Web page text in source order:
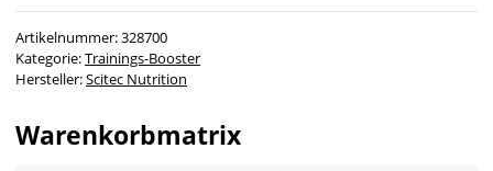
Artikelnummer:328700
Kategorie:Trainings-Booster
Hersteller:Scitec Nutrition
Warenkorbmatrix